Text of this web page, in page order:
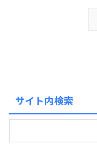
サイト内検索